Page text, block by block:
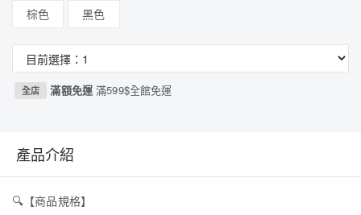
棕色
黑色
全店 滿額免運滿599$全館免運
產品介紹
🔍 【商品規格】